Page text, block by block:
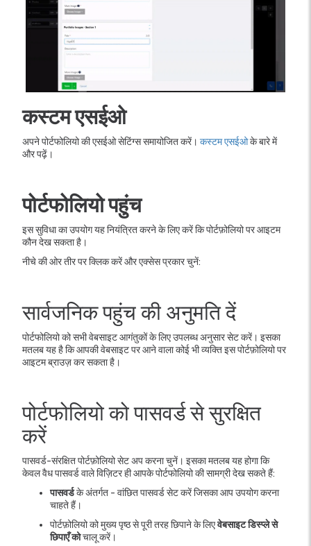
कस्टम एसईओ
अपने पोर्टफोलियो की एसईओ सेटिंग्स समायोजित करें। कस्टम एसईओके बारे में
और पढ़ें।
पोर्टफोलियो पहुंच
इस सुविधा का उपयोग यह नियंत्रित करने के लिए करें कि पोर्टफ़ोलियो पर आइटम
कौन देख सकता है।
नीचे की ओर तीर पर क्लिक करें और एक्सेस प्रकार चुनें:
सार्वजनिक पहुंच की अनुमति दें
पोर्टफोलियो को सभी वेबसाइट आगंतुकों के लिए उपलब्ध अनुसार सेट करें। इसका
मतलब यह है कि आपकी वेबसाइट पर आने वाला कोई भी व्यक्ति इस पोर्टफ़ोलियो पर
आइटम ब्राउज़ कर सकता है।
पोर्टफोलियो को पासवर्ड से सुरक्षित
करें
पासवर्ड-संरक्षित पोर्टफ़ोलियो सेट अप करना चुनें। इसका मतलब यह होगा कि
केवल वैध पासवर्ड वाले विज़िटर ही आपके पोर्टफोलियो की सामग्री देख सकते हैं:
पासवर्डके अंतर्गत - वांछित पासवर्ड सेट करें जिसका आप उपयोग करना
चाहते हैं।
पोर्टफ़ोलियो को मुख्य पृष्ठ से पूरी तरह छिपाने के लिएवेबसाइट डिस्प्ले से
छिपाएँ कोचालू करें।